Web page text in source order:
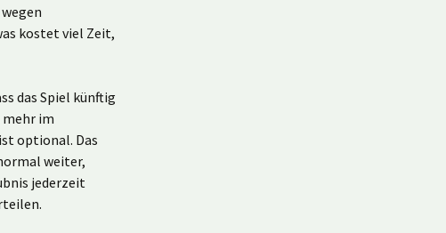
kostet viel Zeit,
das Spiel künftig
mehr im
optional. Das
weiter,
jederzeit